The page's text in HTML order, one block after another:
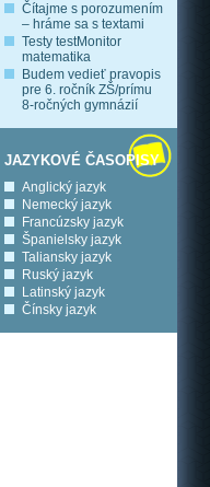
Čítajme s porozumením
– hráme sa s textami
Testy testMonitor
matematika
Budem vedieť pravopis
pre 6. ročník ZŠ/prímu
8-ročných gymnázií
JAZYKOVÉ ČASOPISY
Anglický jazyk
Nemecký jazyk
Francúzsky jazyk
Španielsky jazyk
Taliansky jazyk
Ruský jazyk
Latinský jazyk
Čínsky jazyk